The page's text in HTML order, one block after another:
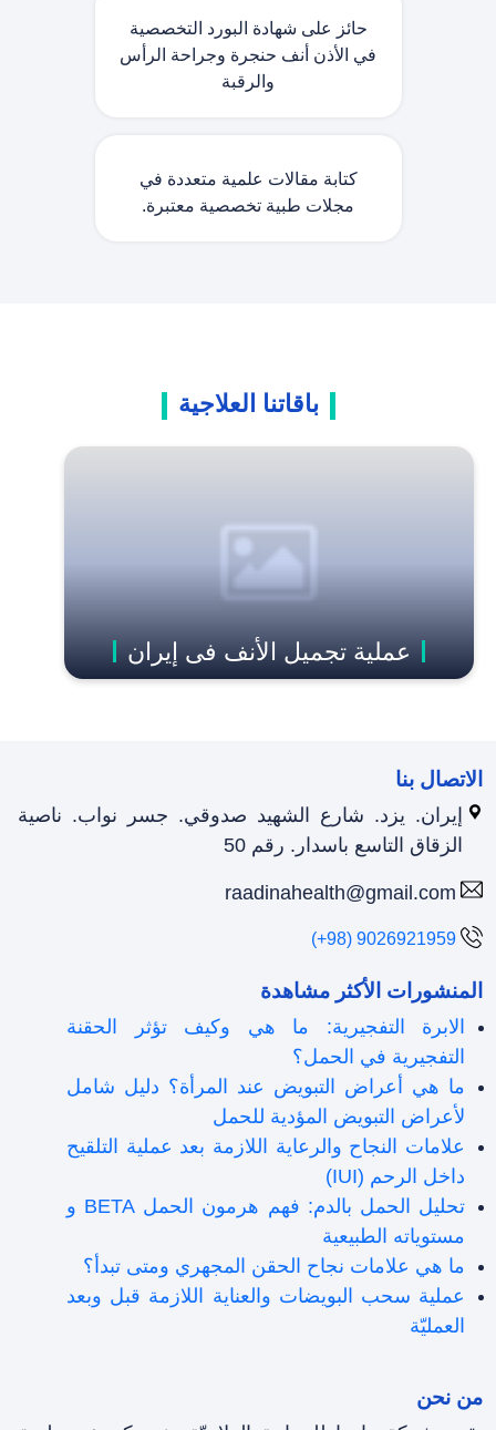
حائز على شهادة البورد التخصصية
في الأذن أنف حنجرة وجراحة الرأس
والرقبة
كتابة مقالات علمية متعددة في
مجلات طبية تخصصية معتبرة.
باقاتنا العلاجية
عملية تجميل الأنف فی إیران
الاتصال بنا
إيران. يزد. شارع الشهيد صدوقي. جسر نواب. ناصية
الزقاق التاسع باسدار. رقم 50
raadinahealth@gmail.com
(+98) 9026921959
المنشورات الأكثر مشاهدة
الابرة التفجيرية: ما هي وكيف تؤثر الحقنة
التفجيرية في الحمل؟
ما هي أعراض التبويض عند المرأة؟ دليل شامل
لأعراض التبويض المؤدية للحمل
علامات النجاح والرعاية اللازمة بعد عملية التلقیح
داخل الرحم (IUI)
تحليل الحمل بالدم: فهم هرمون الحمل BETA و
مستوياته الطبيعية
ما هي علامات نجاح الحقن المجهري ومتى تبدأ؟
عملية سحب البويضات والعناية اللازمة قبل وبعد
العمليّة
من نحن